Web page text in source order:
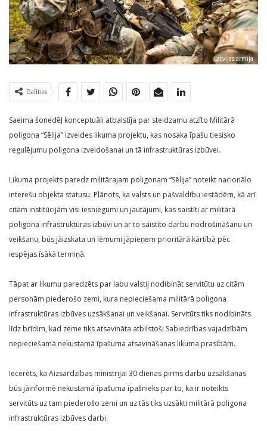
Latvijas armija
Dalīties
Saeima šonedēļ konceptuāli atbalstīja par steidzamu atzīto Militārā
poligona “Sēlija” izveides likuma projektu, kas nosaka īpašu tiesisko
regulējumu poligona izveidošanai un tā infrastruktūras izbūvei.
Likuma projekts paredz militārajam poligonam “Sēlija” noteikt nacionālo
interešu objekta statusu. Plānots, ka valsts un pašvaldību iestādēm, kā arī
citām institūcijām visi iesniegumi un jautājumi, kas saistīti ar militārā
poligona infrastruktūras izbūvi un ar to saistīto darbu nodrošināšanu un
veikšanu, būs jāizskata un lēmumi jāpieņem prioritārā kārtībā pēc
iespējas īsākā termiņā.
Tāpat ar likumu paredzēts par labu valstij nodibināt servitūtu uz citām
personām piederošo zemi, kura nepieciešama militārā poligona
infrastruktūras izbūves uzsākšanai un veikšanai. Servitūts tiks nodibināts
līdz brīdim, kad zeme tiks atsavināta atbilstoši Sabiedrības vajadzībām
nepieciešamā nekustamā īpašuma atsavināšanas likuma prasībām.
Iecerēts, ka Aizsardzības ministrijai 30 dienas pirms darbu uzsākšanas
būs jāinformē nekustamā īpašuma īpašnieks par to, ka ir noteikts
servitūts uz tam piederošo zemi un uz tās tiks uzsākti militārā poligona
infrastruktūras izbūves darbi.